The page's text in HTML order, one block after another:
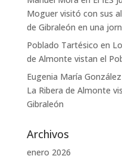
Moguer visitó con sus
de Gibraleón en una
Poblado Tartésico en
de Almonte vistan el
Eugenia María
La Ribera de Almonte
Gibraleón
Archivos
enero 2026